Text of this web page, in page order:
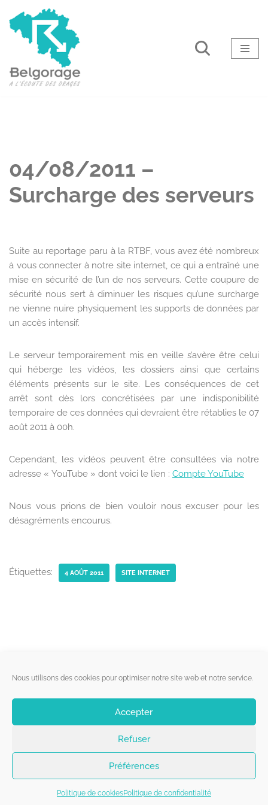
Nous utilisons des cookies pour optimiser notre site web et notre service.
Accepter
Refuser
Préférences
Politique de cookiesPolitique de confidentialité
Aller
04/08/2011 –
Surcharge des serveurs
Suite au reportage paru à la RTBF, vous avez été nombreux
à vous connecter à notre site internet, ce qui a entraîné une
mise en sécurité de l’un de nos serveurs. Cette coupure de
sécurité nous sert à diminuer les risques qu’une surcharge
ne vienne nuire physiquement les supports de données par
un accès intensif.
Le serveur temporairement mis en veille s’avère être celui
qui héberge les vidéos, les dossiers ainsi que certains
éléments présents sur le site. Les conséquences de cet
arrêt sont dès lors concrétisées par une indisponibilité
temporaire de ces données qui devraient être rétablies le 07
août 2011 à 00h.
Cependant, les vidéos peuvent être consultées via notre
adresse « YouTube » dont voici le lien : Compte YouTube
Nous vous prions de bien vouloir nous excuser pour les
désagréments encourus.
Étiquettes: 4 AOÛT 2011 SITE INTERNET
Liens utiles
Qui sommes-nous ?
Politique de cookies
Copyright 2026 - Belgorage